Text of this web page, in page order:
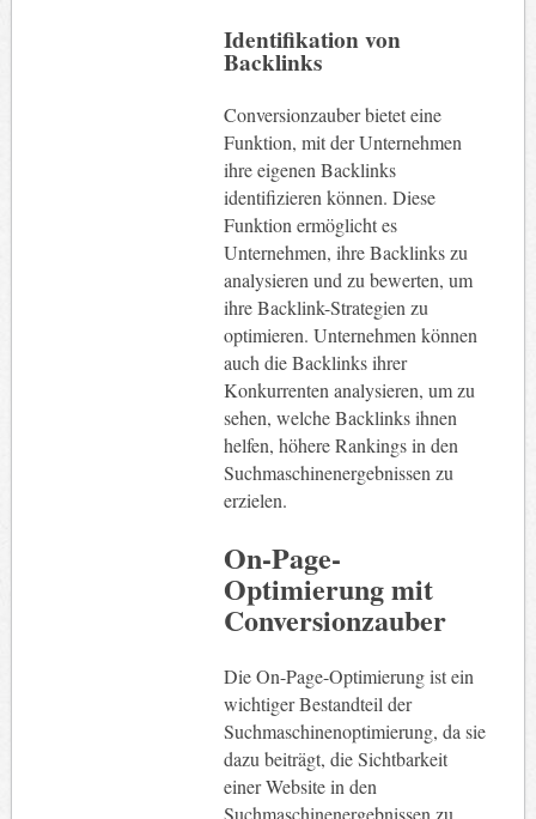
Identifikation von
Backlinks
Conversionzauber bietet eine
Funktion, mit der Unternehmen
ihre eigenen Backlinks
identifizieren können. Diese
Funktion ermöglicht es
Unternehmen, ihre Backlinks zu
analysieren und zu bewerten, um
ihre Backlink-Strategien zu
optimieren. Unternehmen können
auch die Backlinks ihrer
Konkurrenten analysieren, um zu
sehen, welche Backlinks ihnen
helfen, höhere Rankings in den
Suchmaschinenergebnissen zu
erzielen.
On-Page-
Optimierung mit
Conversionzauber
Die On-Page-Optimierung ist ein
wichtiger Bestandteil der
Suchmaschinenoptimierung, da sie
dazu beiträgt, die Sichtbarkeit
einer Website in den
Suchmaschinenergebnissen zu